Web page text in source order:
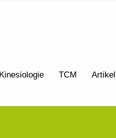
Kinesiologie TCM Artikel